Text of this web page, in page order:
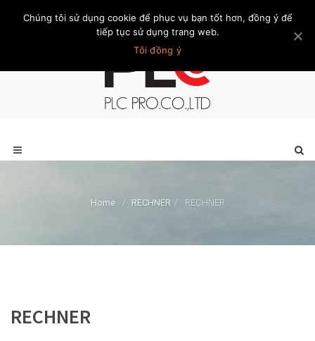
Trang chủ Giới thiệu Khách hàng Liên hệ Thành viên
Home / RECHNER / RECHNER
RECHNER
Chúng tôi sử dụng cookie để phục vụ bạn tốt hơn, đồng ý để
tiếp tục sử dụng trang web.
Tôi đồng ý